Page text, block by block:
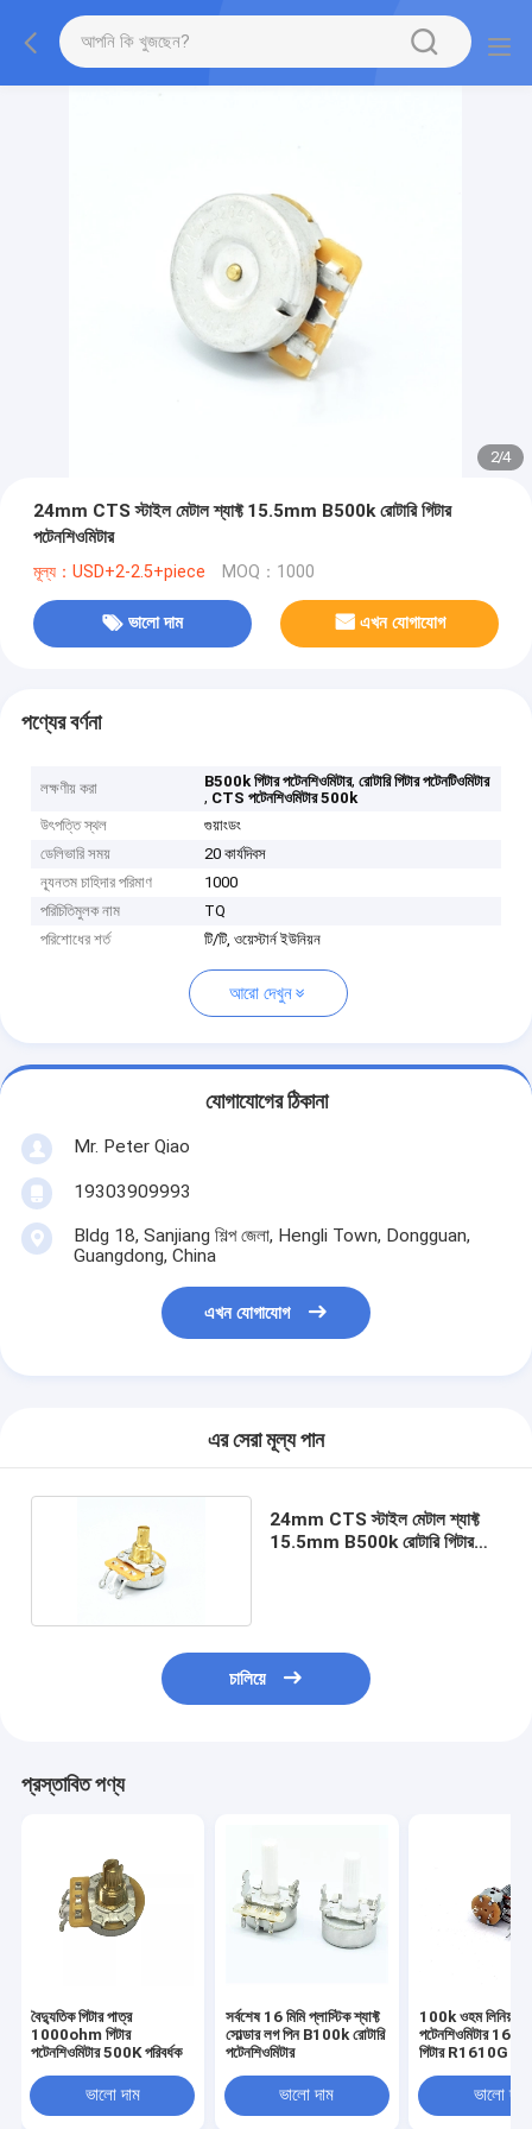
2/4
24mm CTS স্টাইল মেটাল শ্যাফ্ট 15.5mm B500k রোটারি গিটার
পটেনশিওমিটার
মূল্য：USD+2-2.5+piece MOQ：1000
ভালো দাম এখন যোগাযোগ
পণ্যের বর্ণনা
লক্ষণীয় করা B500k গিটার পটেনশিওমিটার,রোটারি গিটার পটেনটিওমিটার
, CTS পটেনশিওমিটার 500k
উৎপত্তি স্থল
গুয়াংডং
ডেলিভারি সময়
20 কার্যদিবস
ন্যূনতম চাহিদার পরিমাণ
1000
পরিচিতিমুলক নাম
TQ
পরিশোধের শর্ত
টি/টি, ওয়েস্টার্ন ইউনিয়ন
আরো দেখুন
যোগাযোগের ঠিকানা
Mr. Peter Qiao
19303909993
Bldg 18, Sanjiang শিল্প জেলা, Hengli Town, Dongguan,
Guangdong, China
এখন যোগাযোগ
এর সেরা মূল্য পান
24mm CTS স্টাইল মেটাল শ্যাফ্ট
15.5mm B500k রোটারি গিটার
চালিয়ে
প্রস্তাবিত পণ্য
বৈদ্যুতিক গিটার পাত্র
1000ohm গিটার
পটেনশিওমিটার 500K পরিবর্ধক
ভালো দাম
সর্বশেষ 16 মিমি প্লাস্টিক শ্যাফ্ট
সোল্ডার লগ পিন B100k রোটারি
পটেনশিওমিটার
ভালো দাম
100k ওহম লিনিয়ার
পটেনশিওমিটার
গিটার R1610G
ভালো দাম